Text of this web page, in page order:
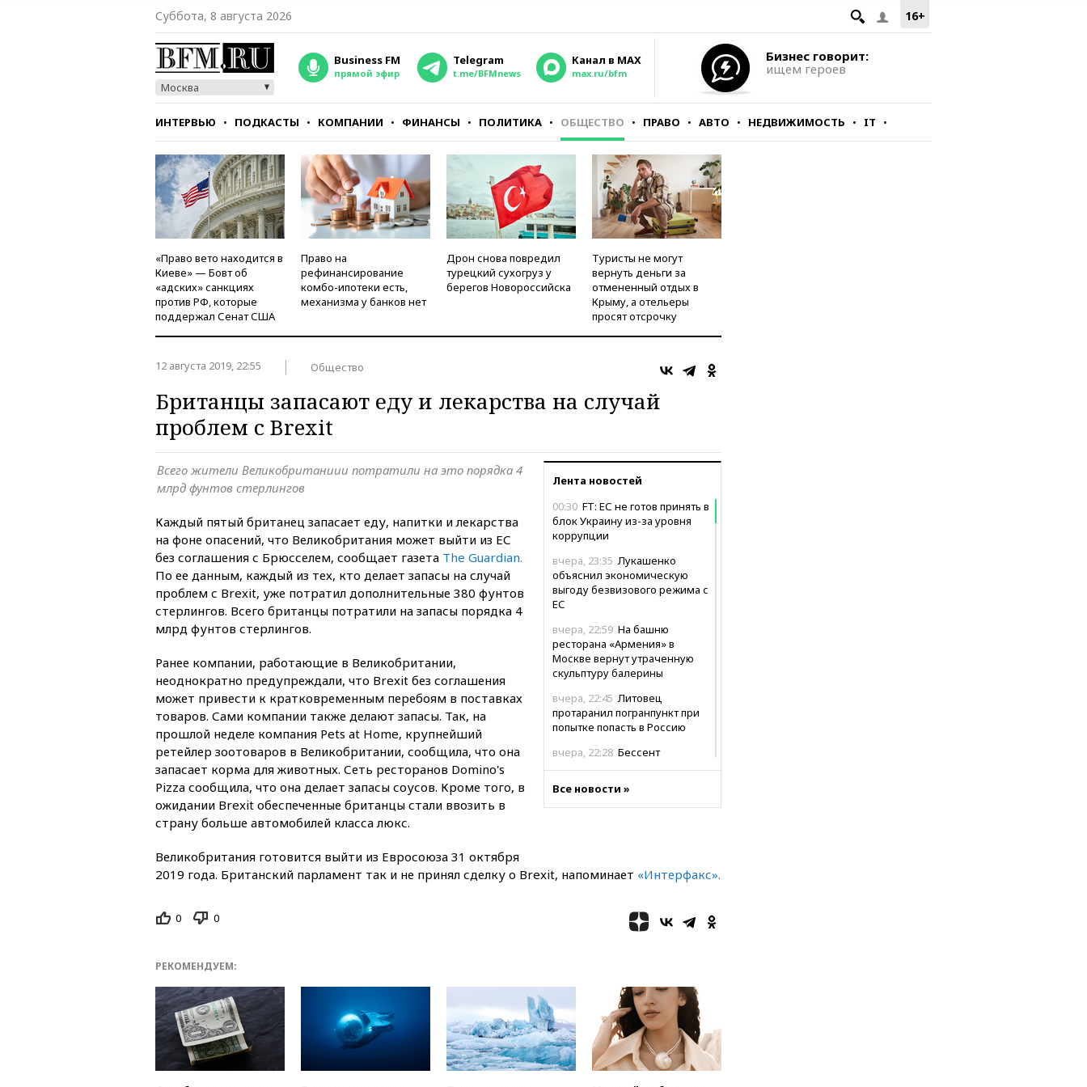
16+
Суббота, 8 августа 2026
Москва
Business FM
прямой эфир
Telegram
t.me/BFMnews
Канал в MAX
max.ru/bfm
Бизнес говорит:
ищем героев
ИНТЕРВЬЮ ПОДКАСТЫ КОМПАНИИ ФИНАНСЫ ПОЛИТИКА ОБЩЕСТВО ПРАВО АВТО НЕДВИЖИМОСТЬ IT
СТИЛЬ ТЕСТЫ
«Право вето находится в
Киеве» — Бовт об
«адских» санкциях
против РФ, которые
поддержал Сенат США
Право на
рефинансирование
комбо-ипотеки есть,
механизма у банков нет
Дрон снова повредил
турецкий сухогруз у
берегов Новороссийска
Туристы не могут
вернуть деньги за
отмененный отдых в
Крыму, а отельеры
просят отсрочку
12 августа 2019, 22:55 Общество
Британцы запасают еду и лекарства на случай
проблем с Brexit
Лента новостей
00:30 FT: ЕС не готов принять в
блок Украину из-за уровня
коррупции
вчера, 23:35 Лукашенко
объяснил экономическую
выгоду безвизового режима с
ЕС
вчера, 22:59 На башню
ресторана «Армения» в
Москве вернут утраченную
скульптуру балерины
вчера, 22:45 Литовец
протаранил погранпункт при
попытке попасть в Россию
вчера, 22:28 Бессент
огня США и Ирана
вчера, 22:00Путин поручил
атак вглубь РФ
вчера, 21:35После пожара на
складе в Брянске возбудили
уголовное дело
вчера, 21:26Лидеры сборной
Все новости »
Всего жители Великобританиии потратили на это порядка 4
млрд фунтов стерлингов
Каждый пятый британец запасает еду, напитки и лекарства
на фоне опасений, что Великобритания может выйти из ЕС
без соглашения с Брюсселем, сообщает газета The Guardian.
По ее данным, каждый из тех, кто делает запасы на случай
проблем с Brexit, уже потратил дополнительные 380 фунтов
стерлингов. Всего британцы потратили на запасы порядка 4
млрд фунтов стерлингов.
Ранее компании, работающие в Великобритании,
неоднократно предупреждали, что Brexit без соглашения
может привести к кратковременным перебоям в поставках
товаров. Сами компании также делают запасы. Так, на
прошлой неделе компания Pets at Home, крупнейший
ретейлер зоотоваров в Великобритании, сообщила, что она
запасает корма для животных. Сеть ресторанов Domino's
Pizza сообщила, что она делает запасы соусов. Кроме того, в
ожидании Brexit обеспеченные британцы стали ввозить в
страну больше автомобилей класса люкс.
Великобритания готовится выйти из Евросоюза 31 октября
2019 года. Британский парламент так и не принял сделку о Brexit, напоминает «Интерфакс».
0 0
РЕКОМЕНДУЕМ: